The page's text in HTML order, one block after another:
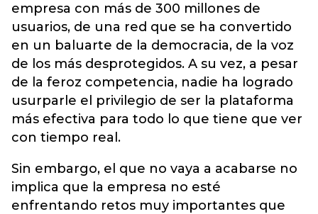
empresa con más de 300 millones de
usuarios, de una red que se ha convertido
en un baluarte de la democracia, de la voz
de los más desprotegidos. A su vez, a pesar
de la feroz competencia, nadie ha logrado
usurparle el privilegio de ser la plataforma
más efectiva para todo lo que tiene que ver
con tiempo real.
Sin embargo, el que no vaya a acabarse no
implica que la empresa no esté
enfrentando retos muy importantes que